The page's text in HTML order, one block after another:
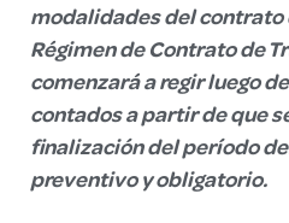
modalidades del contrato
Régimen de Contrato de
comenzará a regir luego
contados a partir de que
finalización del período
preventivo y obligatorio.